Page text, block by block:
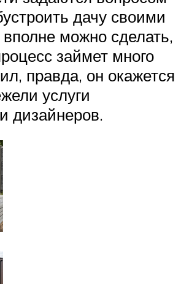
дачу своими
можно сделать,
займет много
правда, он окажется
услуги
дизайнеров.